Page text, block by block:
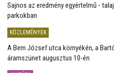
Sajnos az eredmény egyértelmű -
parkokban
KÖZLEMÉNYEK
A Bem József utca környékén, a
áramszünet augusztus 10-én